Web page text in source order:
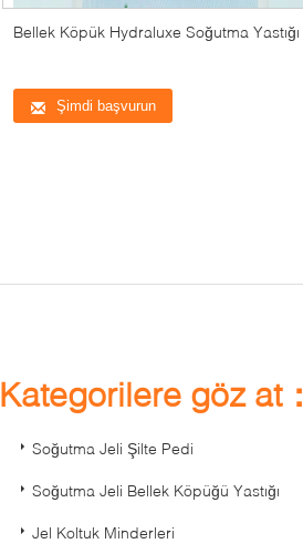
Bellek Köpük Hydraluxe Soğutma Yastığı
Şimdi başvurun
Kategorilere göz at：
Soğutma Jeli Şilte Pedi
Soğutma Jeli Bellek Köpüğü Yastığı
Jel Koltuk Minderleri